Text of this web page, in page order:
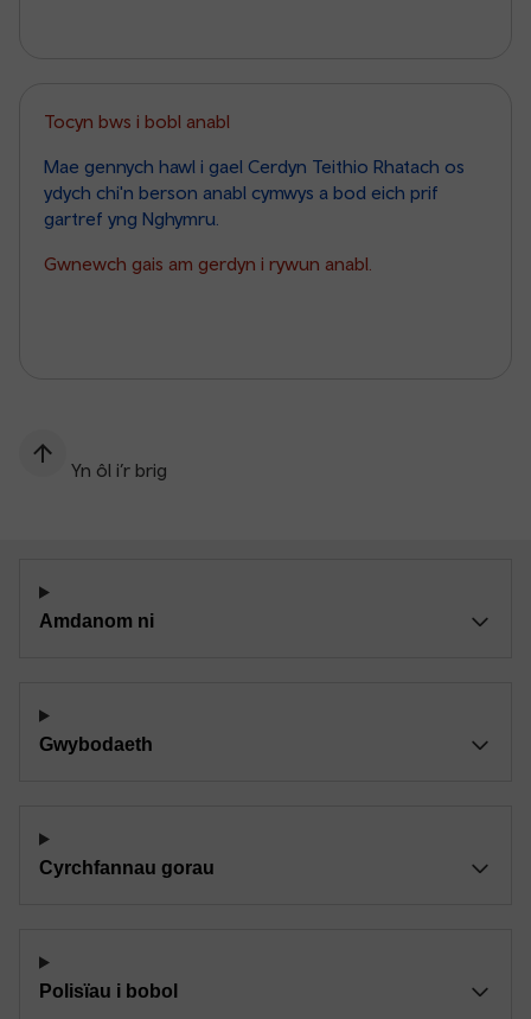
Tocyn bws i bobl anabl
Mae gennych hawl i gael Cerdyn Teithio Rhatach os
ydych chi'n berson anabl cymwys a bod eich prif
gartref yng Nghymru.
Gwnewch gais am gerdyn i rywun anabl.
Yn ôl i’r brig
Amdanom ni
Gwybodaeth
Cyrchfannau gorau
Polisïau i bobol